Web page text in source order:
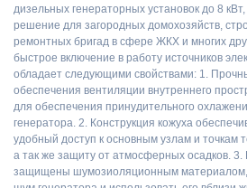
дизельных генераторных установок до 8
решение для загородных домохозяйств,
ремонтных бригад в сфере ЖКХ и многих
быстрое включение в работу источников
обладает следующими свойствами: 1.
обеспечения вентиляции внутреннего
для обеспечения принудительного
генератора. 2. Конструкция кожуха
удобный доступ к основным узлам и точкам
а так же защиту от атмосферных осадков. 3.
защищены шумозиоляционным материалом,